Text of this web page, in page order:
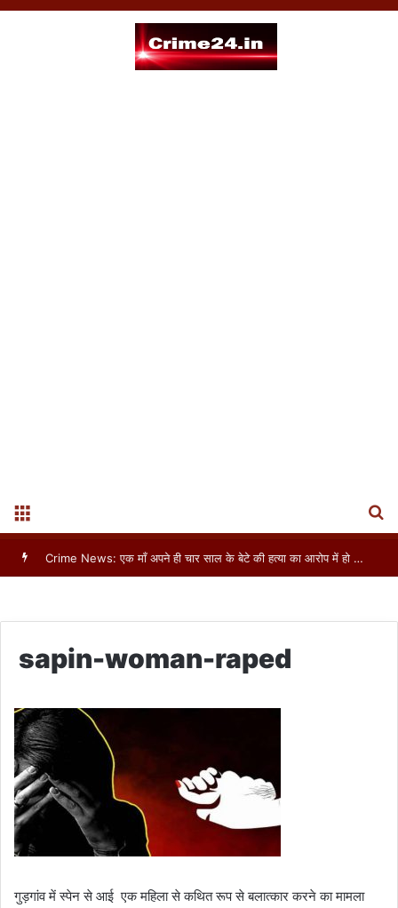
sapin-woman-raped
गुड़गांव में स्पेन से आई एक महिला से कथित रूप से बलात्कार करने का मामला